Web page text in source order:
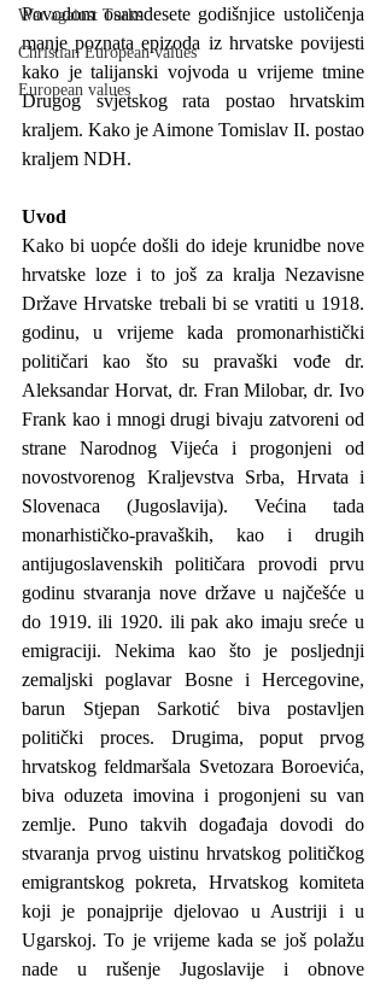
War against Turks
Christian European values
European values
Povodom osamdesete godišnjice ustoličenja
manje poznata epizoda iz hrvatske povijesti
kako je talijanski vojvoda u vrijeme tmine
Drugog svjetskog rata postao hrvatskim
kraljem. Kako je Aimone Tomislav II. postao
kraljem NDH.
Uvod
Kako bi uopće došli do ideje krunidbe nove
hrvatske loze i to još za kralja Nezavisne
Države Hrvatske trebali bi se vratiti u 1918.
godinu, u vrijeme kada promonarhistički
političari kao što su pravaški vođe dr.
Aleksandar Horvat, dr. Fran Milobar, dr. Ivo
Frank kao i mnogi drugi bivaju zatvoreni od
strane Narodnog Vijeća i progonjeni od
novostvorenog Kraljevstva Srba, Hrvata i
Slovenaca (Jugoslavija). Većina tada
monarhističko-pravaških, kao i drugih
antijugoslavenskih političara provodi prvu
godinu stvaranja nove države u najčešće u
do 1919. ili 1920. ili pak ako imaju sreće u
emigraciji. Nekima kao što je posljednji
zemaljski poglavar Bosne i Hercegovine,
barun Stjepan Sarkotić biva postavljen
politički proces. Drugima, poput prvog
hrvatskog feldmaršala Svetozara Boroevića,
biva oduzeta imovina i progonjeni su van
zemlje. Puno takvih događaja dovodi do
stvaranja prvog uistinu hrvatskog političkog
emigrantskog pokreta, Hrvatskog komiteta
koji je ponajprije djelovao u Austriji i u
Ugarskoj. To je vrijeme kada se još polažu
nade u rušenje Jugoslavije i obnove